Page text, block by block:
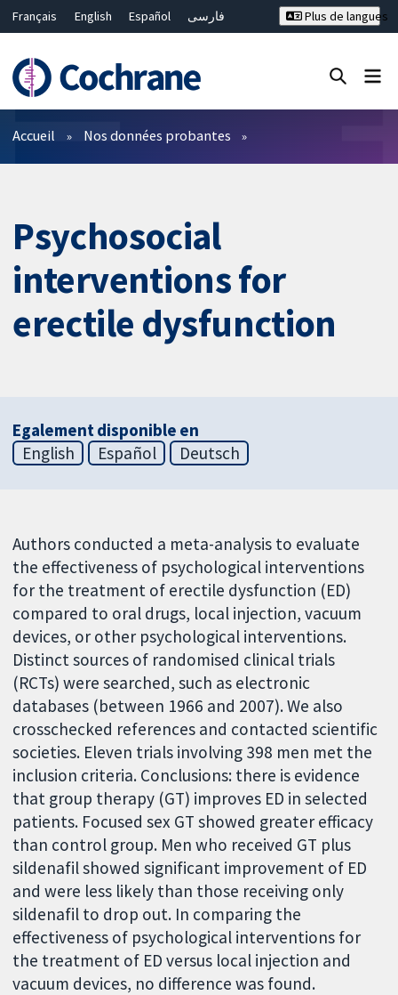
Français English Español
فارسی
Bahasa Malaysia
ไทย
繁體中文
简体中文
Plus de langues
Filtres
Accueil Nos données probantes
Psychosocial
interventions for
erectile dysfunction
Egalement disponible en
English
Español Deutsch
Authors conducted a meta-analysis to evaluate
the effectiveness of psychological interventions
for the treatment of erectile dysfunction (ED)
compared to oral drugs, local injection, vacuum
devices, or other psychological interventions.
Distinct sources of randomised clinical trials
(RCTs) were searched, such as electronic
databases (between 1966 and 2007). We also
crosschecked references and contacted scientific
societies. Eleven trials involving 398 men met the
inclusion criteria. Conclusions: there is evidence
that group therapy (GT) improves ED in selected
patients. Focused sex GT showed greater efficacy
than control group. Men who received GT plus
sildenafil showed significant improvement of ED
and were less likely than those receiving only
sildenafil to drop out. In comparing the
effectiveness of psychological interventions for
the treatment of ED versus local injection and
vacuum devices, no difference was found.